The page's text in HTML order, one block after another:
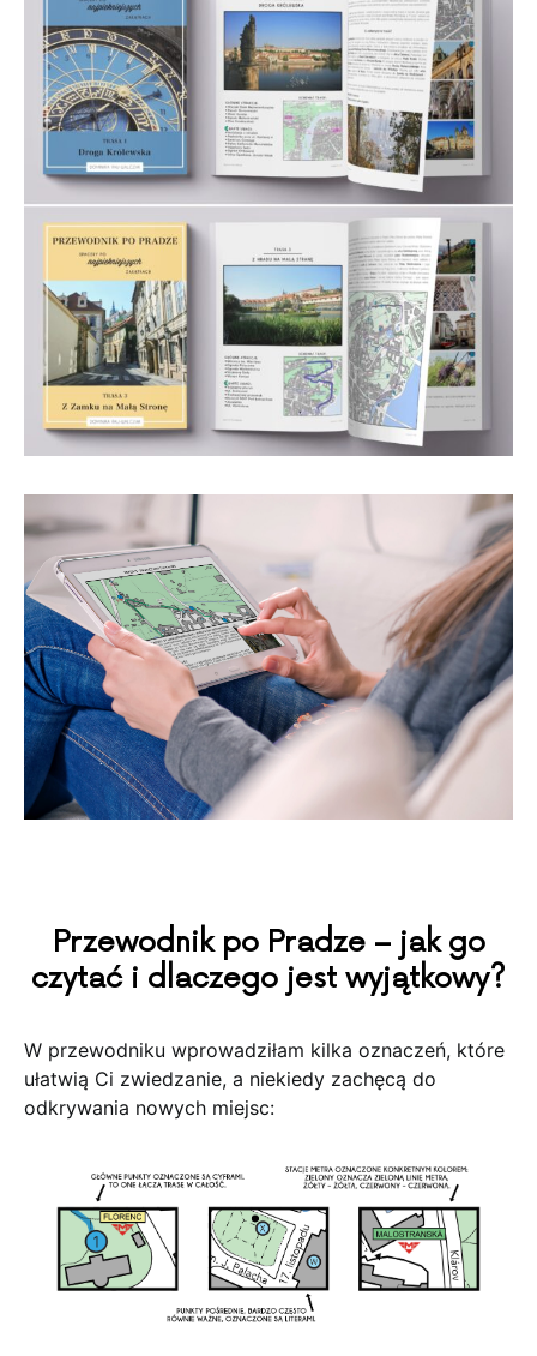
Przewodnik po Pradze – jak go
czytać i dlaczego jest wyjątkowy?
W przewodniku wprowadziłam kilka oznaczeń, które
ułatwią Ci zwiedzanie, a niekiedy zachęcą do
odkrywania nowych miejsc: